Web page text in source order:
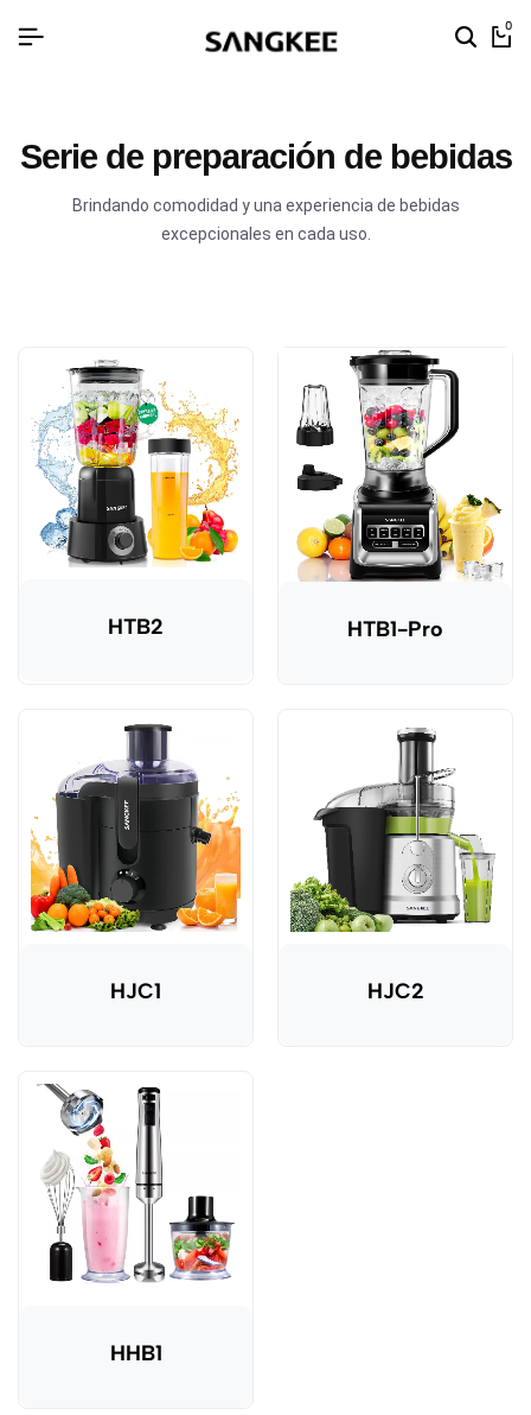
0
Serie de preparación de bebidas
Brindando comodidad y una experiencia de bebidas
excepcionales en cada uso.
HTB2 HTB1-Pro
HJC1 HJC2
HHB1